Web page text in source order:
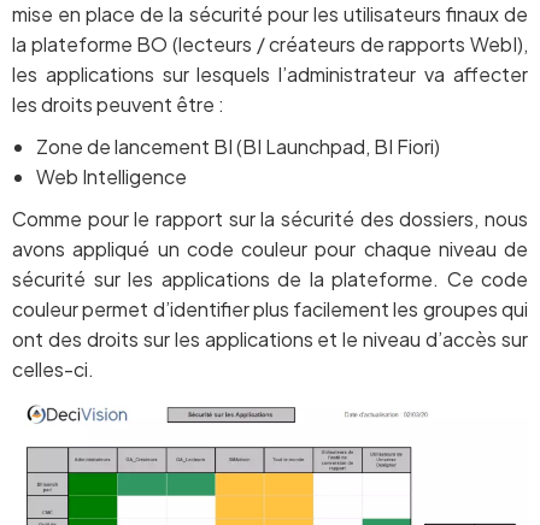
mise en place de la sécurité pour les utilisateurs finaux de
la plateforme BO (lecteurs / créateurs de rapports WebI),
les applications sur lesquels l’administrateur va affecter
les droits peuvent être :
Zone de lancement BI (BI Launchpad, BI Fiori)
Web Intelligence
Comme pour le rapport sur la sécurité des dossiers, nous
avons appliqué un code couleur pour chaque niveau de
sécurité sur les applications de la plateforme. Ce code
couleur permet d’identifier plus facilement les groupes qui
ont des droits sur les applications et le niveau d’accès sur
celles-ci.